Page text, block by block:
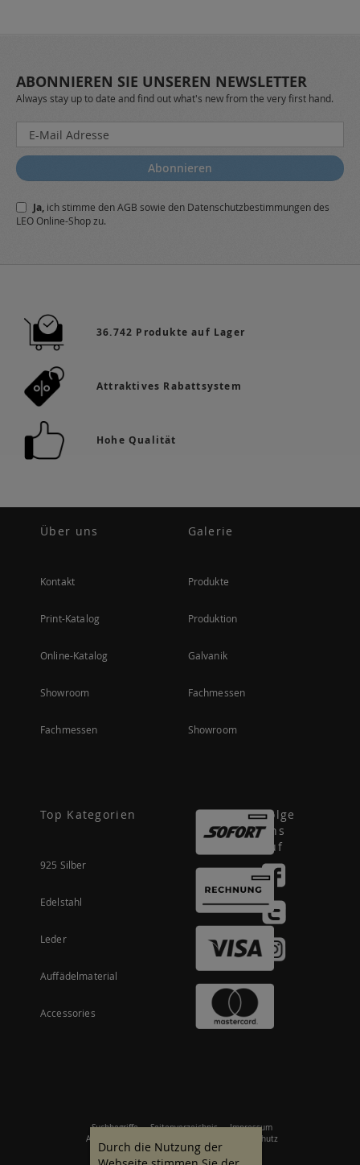
ABONNIEREN SIE UNSEREN NEWSLETTER
Always stay up to date and find out what's new from the very first hand.
Melden
Sie
sich
für
Newsletter
a:
Abonnieren
Ja, ich stimme denAGB sowie den Datenschutzbestimmungendes
LEO Online-Shop zu.
36.742 Produkte auf Lager
Attraktives Rabattsystem
Hohe Qualität
Über uns
Kontakt
Print-Katalog
Online-Katalog
Showroom
Fachmessen
Galerie
Produkte
Produktion
Galvanik
Fachmessen
Showroom
Top Kategorien
925 Silber
Edelstahl
Leder
Auffädelmaterial
Accessories
Folge
uns
auf
Suchbegriffe Seitenverzeichnis
Impressum
Allgemeine Geschäftsbedingungen
Datenschutz
Durch die Nutzung der